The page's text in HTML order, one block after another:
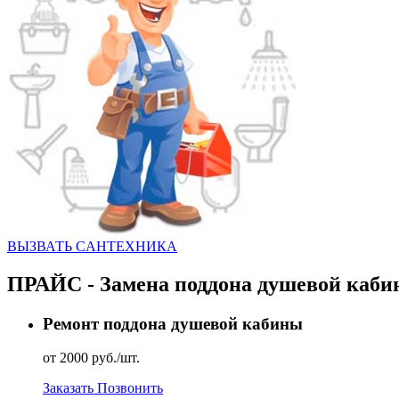
ВЫЗВАТЬ CАНТЕХНИКА
ПРАЙС - Замена поддона душевой
Ремонт поддона душевой кабины
от 2000 руб./шт.
Заказать Позвонить